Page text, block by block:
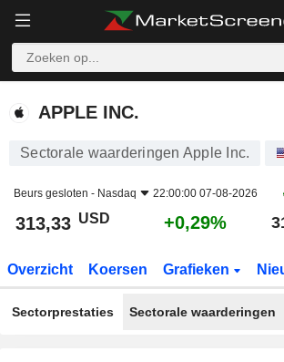
APPLE INC.
APPLE INC.
Sectorale waarderingen Apple Inc.
Beurs gesloten - Nasdaq 22:00:00 07-08-2026
313,33 USD +0,29%
Overzicht Koersen Grafieken
Sectorprestaties Sectorale waarderingen